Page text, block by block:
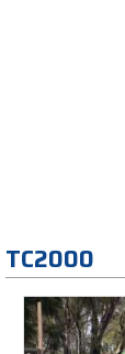
TC2000